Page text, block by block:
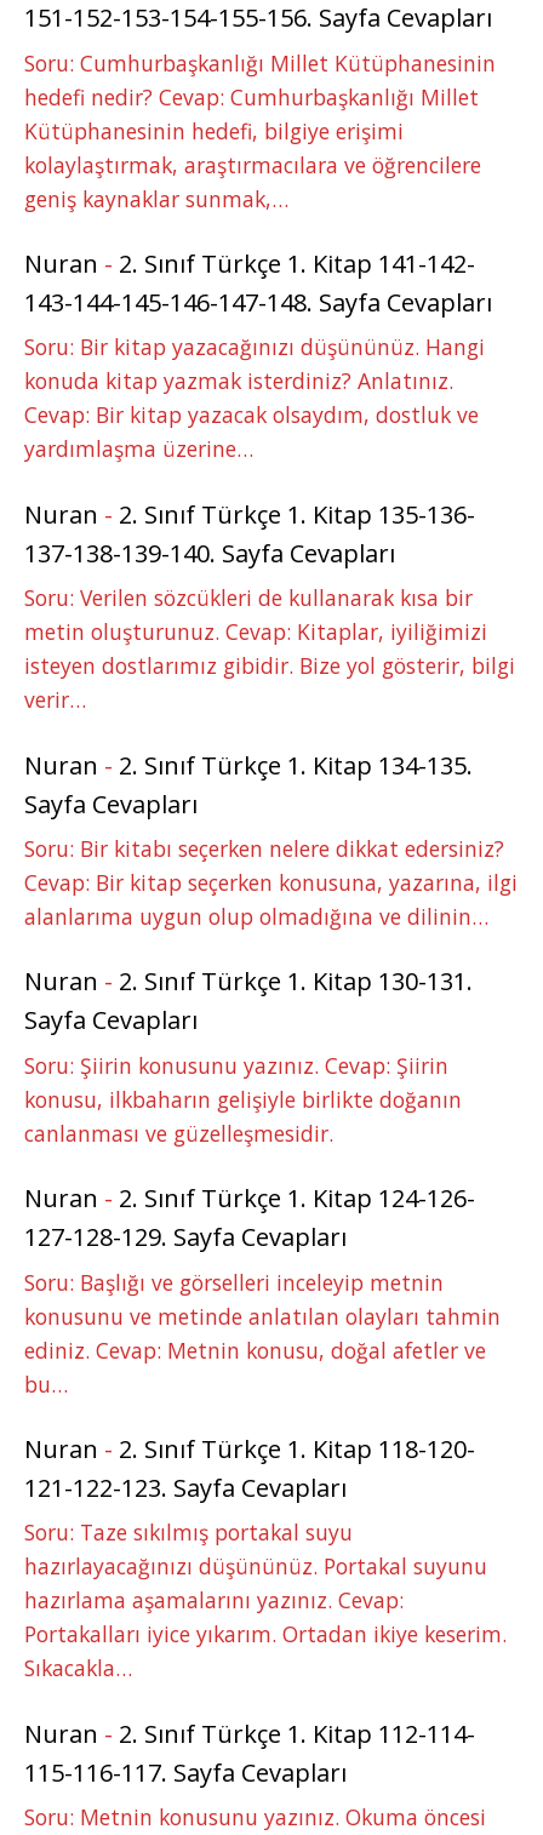
151-152-153-154-155-156. Sayfa Cevapları
Soru: Cumhurbaşkanlığı Millet Kütüphanesinin
hedefi nedir? Cevap: Cumhurbaşkanlığı Millet
Kütüphanesinin hedefi, bilgiye erişimi
kolaylaştırmak, araştırmacılara ve öğrencilere
geniş kaynaklar sunmak,…
Nuran - 2. Sınıf Türkçe 1. Kitap 141-142-
143-144-145-146-147-148. Sayfa Cevapları
Soru: Bir kitap yazacağınızı düşününüz. Hangi
konuda kitap yazmak isterdiniz? Anlatınız.
Cevap: Bir kitap yazacak olsaydım, dostluk ve
yardımlaşma üzerine…
Nuran - 2. Sınıf Türkçe 1. Kitap 135-136-
137-138-139-140. Sayfa Cevapları
Soru: Verilen sözcükleri de kullanarak kısa bir
metin oluşturunuz. Cevap: Kitaplar, iyiliğimizi
isteyen dostlarımız gibidir. Bize yol gösterir, bilgi
verir…
Nuran - 2. Sınıf Türkçe 1. Kitap 134-135.
Sayfa Cevapları
Soru: Bir kitabı seçerken nelere dikkat edersiniz?
Cevap: Bir kitap seçerken konusuna, yazarına, ilgi
alanlarıma uygun olup olmadığına ve dilinin…
Nuran - 2. Sınıf Türkçe 1. Kitap 130-131.
Sayfa Cevapları
Soru: Şiirin konusunu yazınız. Cevap: Şiirin
konusu, ilkbaharın gelişiyle birlikte doğanın
canlanması ve güzelleşmesidir.
Nuran - 2. Sınıf Türkçe 1. Kitap 124-126-
127-128-129. Sayfa Cevapları
Soru: Başlığı ve görselleri inceleyip metnin
konusunu ve metinde anlatılan olayları tahmin
ediniz. Cevap: Metnin konusu, doğal afetler ve
bu…
Nuran - 2. Sınıf Türkçe 1. Kitap 118-120-
121-122-123. Sayfa Cevapları
Soru: Taze sıkılmış portakal suyu
hazırlayacağınızı düşününüz. Portakal suyunu
hazırlama aşamalarını yazınız. Cevap:
Portakalları iyice yıkarım. Ortadan ikiye keserim.
Sıkacakla…
Nuran - 2. Sınıf Türkçe 1. Kitap 112-114-
115-116-117. Sayfa Cevapları
Soru: Metnin konusunu yazınız. Okuma öncesi